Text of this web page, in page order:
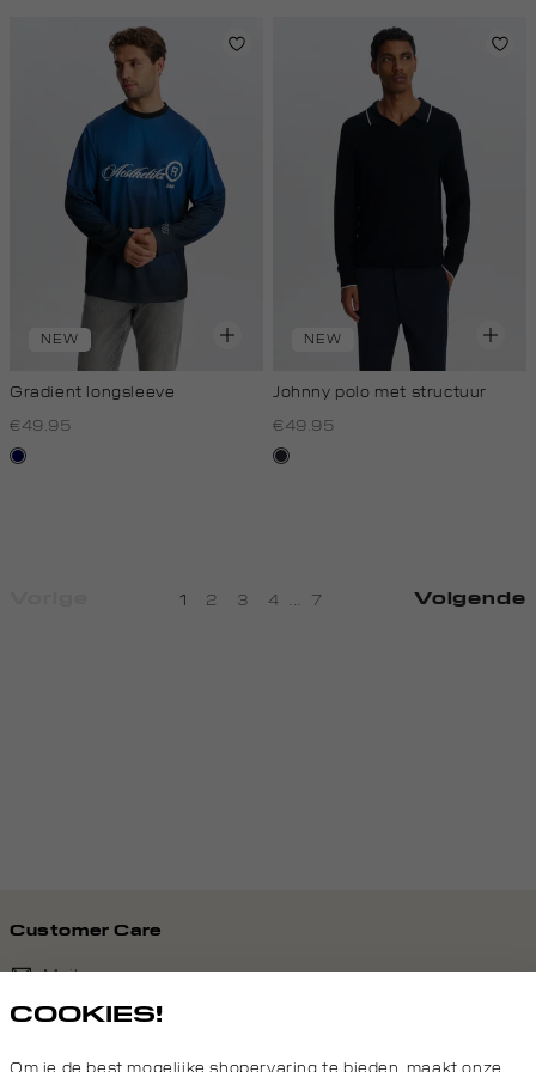
NEW
Gradient longsleeve
€49.95
blauw
NEW
Johnny polo met structuur
€49.95
blauw,
1 2 3 4 ... 7 Volgende
Customer Care
Mail ons
COOKIES!